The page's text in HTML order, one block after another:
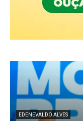
EDENEVALDO ALVES